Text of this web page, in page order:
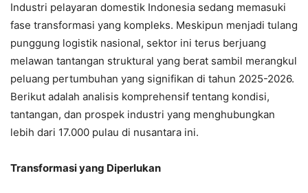
Industri pelayaran domestik Indonesia sedang memasuki
fase transformasi yang kompleks. Meskipun menjadi tulang
punggung logistik nasional, sektor ini terus berjuang
melawan tantangan struktural yang berat sambil merangkul
peluang pertumbuhan yang signifikan di tahun 2025-2026.
Berikut adalah analisis komprehensif tentang kondisi,
tantangan, dan prospek industri yang menghubungkan
lebih dari 17.000 pulau di nusantara ini.
Transformasi yang Diperlukan